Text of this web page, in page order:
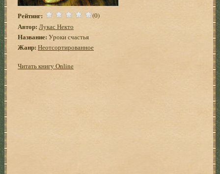
Рейтинг: (0)
Автор: Лукас Некто
Название: Уpоки счастья
Жанр: Неотсортированное
Читать книгу Online